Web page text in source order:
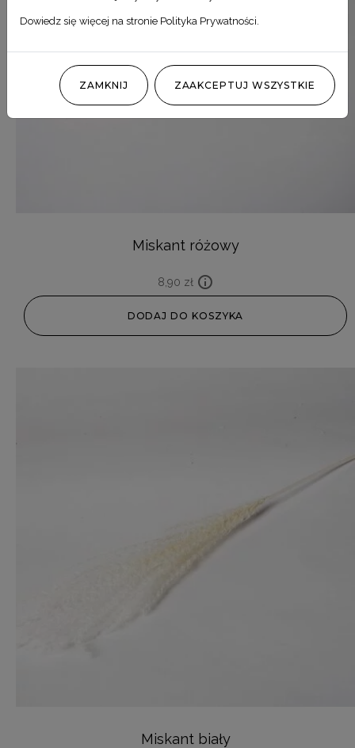
Miskant różowy
8,90 zł
DODAJ DO KOSZYKA
Miskant biały
Dowiedz się więcej na stronie Polityka Prywatności
ZAMKNIJ ZAAKCEPTUJ WSZYSTKIE